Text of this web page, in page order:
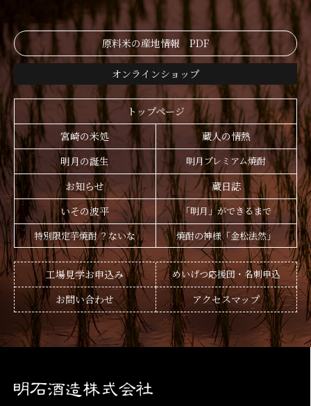
原料米の産地情報 PDF
オンラインショップ
トップページ
宮崎の米処
蔵人の情熱
明月の誕生
明月プレミアム焼酎
お知らせ
蔵日誌
いその波平
「明月」ができるまで
特別限定芋焼酎 ？ないな
焼酎の神様「金松法然」
工場見学お申込み めいげつ応援団・名刺申込
お問い合わせ アクセスマップ